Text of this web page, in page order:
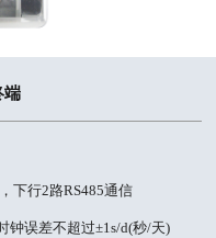
端
下行2路RS485通信
钟误差不超过±1s/d(秒/天)